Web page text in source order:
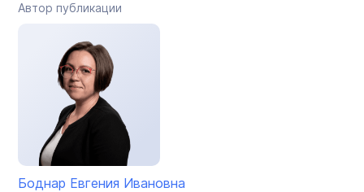
Автор публикации
Боднар Евгения Ивановна